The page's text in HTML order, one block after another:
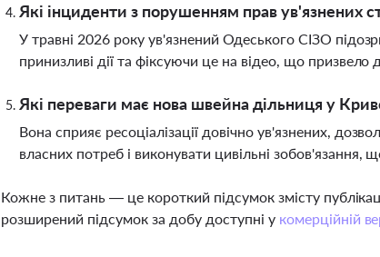
Які інциденти з порушенням прав ув'язнених
У травні 2026 року ув'язнений Одеського СІЗО
принизливі дії та фіксуючи це на відео, що
Які переваги має нова швейна дільниця у
Вона сприяє ресоціалізації довічно ув'язнених,
власних потреб і виконувати цивільні
Кожне з питань — це короткий підсумок змісту
розширений підсумок за добу доступні у комерційній